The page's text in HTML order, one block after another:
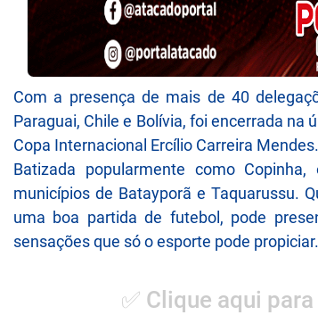
Com a presença de mais de 40
Paraguai, Chile e Bolívia, foi encerrada
Copa Internacional Ercílio Carreira Mendes.
Batizada popularmente como
municípios de Batayporã e Taquarussu.
uma boa partida de futebol, pode
sensações que só o esporte pode propiciar.
✅ Clique aqui